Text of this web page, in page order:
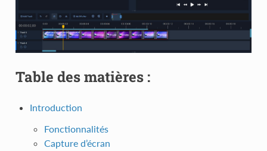
Table des matières :
Introduction
Fonctionnalités
Capture d’écran